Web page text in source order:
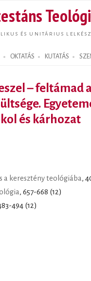
ÉS UNITÁRIUS
OKTATÁS KUTATÁS
– feltámad
és kárhozat
a keresztény teológiába,
, 657-668 (12)
494 (12)